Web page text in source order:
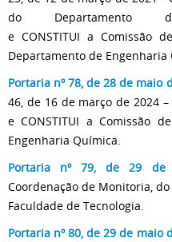
do Departamento
e CONSTITUI a Comissão
Departamento de Engenharia
Portaria nº 78, de 28 de maio
46, de 16 de março de 2024
e CONSTITUI a Comissão
Engenharia Química.
Portaria nº 79, de 29 de
Coordenação de Monitoria,
Faculdade de Tecnologia.
Portaria nº 80, de 29 de maio